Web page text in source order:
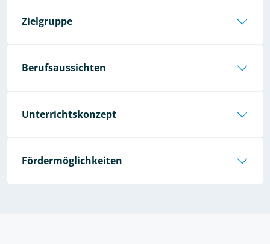
Zielgruppe
Berufsaussichten
Unterrichtskonzept
Fördermöglichkeiten